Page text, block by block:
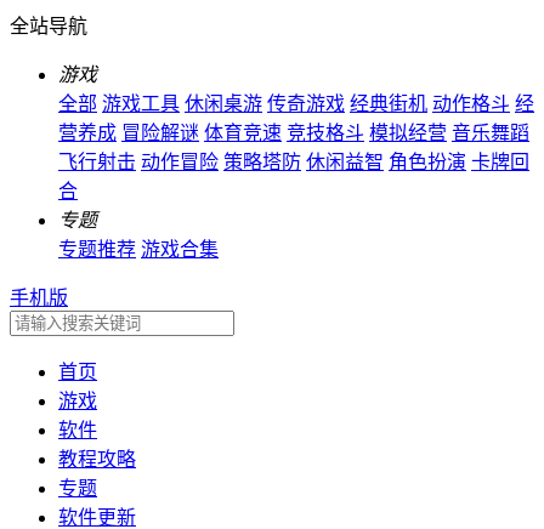
全站导航
游戏
全部 游戏工具 休闲桌游 传奇游戏 经典街机 动作格斗 经
营养成 冒险解谜 体育竞速 竞技格斗 模拟经营 音乐舞蹈
飞行射击 动作冒险 策略塔防 休闲益智 角色扮演 卡牌回
合
专题
专题推荐 游戏合集
手机版
首页
游戏
软件
教程攻略
专题
软件更新